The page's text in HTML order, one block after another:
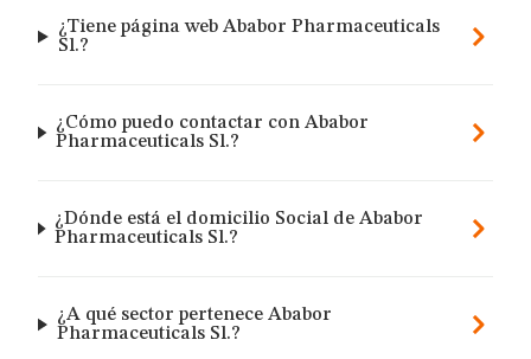
¿Tiene página web Ababor Pharmaceuticals
Sl.?
¿Cómo puedo contactar con Ababor
Pharmaceuticals Sl.?
¿Dónde está el domicilio Social de Ababor
Pharmaceuticals Sl.?
¿A qué sector pertenece Ababor
Pharmaceuticals Sl.?